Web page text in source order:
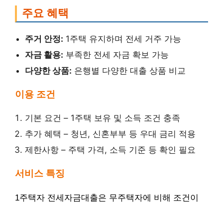
주요 혜택
주거 안정: 1주택 유지하며 전세 거주 가능
자금 활용: 부족한 전세 자금 확보 가능
다양한 상품: 은행별 다양한 대출 상품 비교
이용 조건
기본 요건 – 1주택 보유 및 소득 조건 충족
추가 혜택 – 청년, 신혼부부 등 우대 금리 적용
제한사항 – 주택 가격, 소득 기준 등 확인 필요
서비스 특징
1주택자 전세자금대출은 무주택자에 비해 조건이